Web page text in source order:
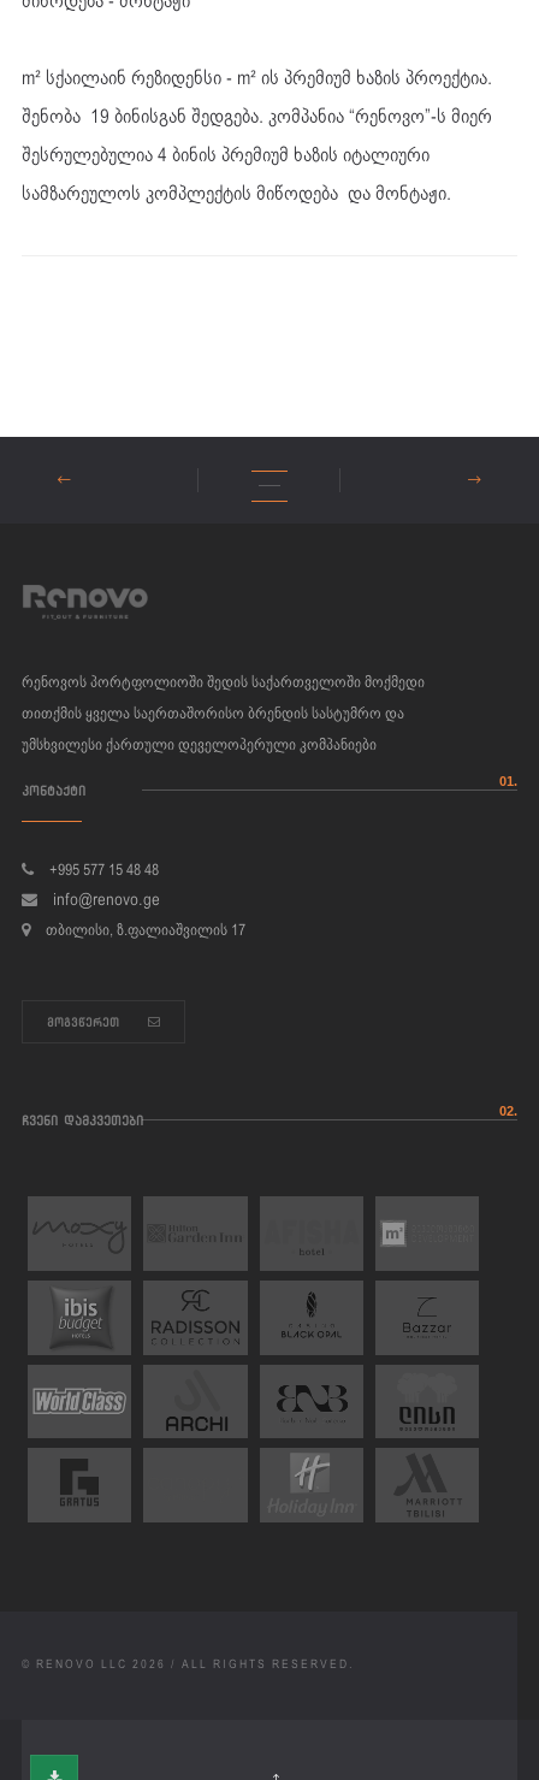
m² სქაილაინ რეზიდენსი - m² ის პრემიუმ ხაზის პროექტია.
შენობა 19 ბინისგან შედგება. კომპანია “რენოვო”-ს მიერ
შესრულებულია 4 ბინის პრემიუმ ხაზის იტალიური
სამზარეულოს კომპლექტის მიწოდება და მონტაჟი.
რენოვოს პორტფოლიოში შედის საქართველოში მოქმედი
თითქმის ყველა საერთაშორისო ბრენდის სასტუმრო და
უმსხვილესი ქართული დეველოპერული კომპანიები
01.
ᲙᲝᲜᲢᲐᲥᲢᲘ
+995 577 15 48 48
info@renovo.ge
ᲗᲑᲘᲚᲘᲡᲘ, Ზ.ᲤᲐᲚᲘᲐᲨᲕᲘᲚᲘᲡ 17
ᲛᲝᲒᲕᲬᲔᲠᲔᲗ
02.
ᲩᲕᲔᲜᲘ ᲓᲐᲛᲙᲕᲔᲗᲔᲑᲘ
© RENOVO LLC 2026 / ALL RIGHTS RESERVED.